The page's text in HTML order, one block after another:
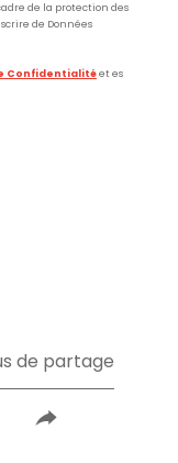
de la protection des
de Données
Confidentialitéet es
de partage